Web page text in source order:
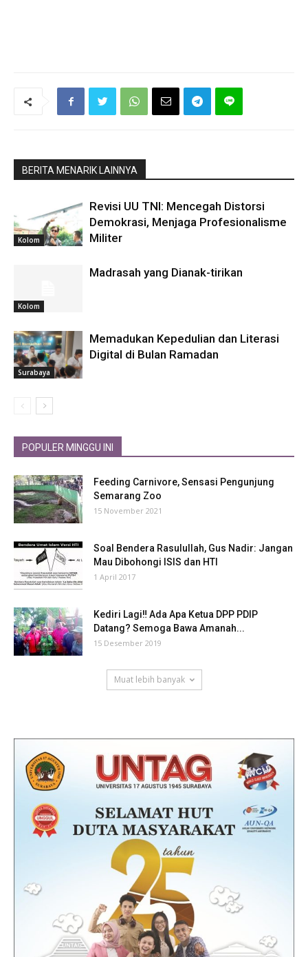
BERITA MENARIK LAINNYA
Kolom
Revisi UU TNI: Mencegah Distorsi
Demokrasi, Menjaga Profesionalisme
Militer
Kolom
Madrasah yang Dianak-tirikan
Surabaya
Memadukan Kepedulian dan Literasi
Digital di Bulan Ramadan
POPULER MINGGU INI
Feeding Carnivore, Sensasi Pengunjung
Semarang Zoo
15 November 2021
Soal Bendera Rasulullah, Gus Nadir: Jangan
Mau Dibohongi ISIS dan HTI
1 April 2017
Kediri Lagi‼ Ada Apa Ketua DPP PDIP
Datang? Semoga Bawa Amanah...
15 Desember 2019
Muat lebih banyak